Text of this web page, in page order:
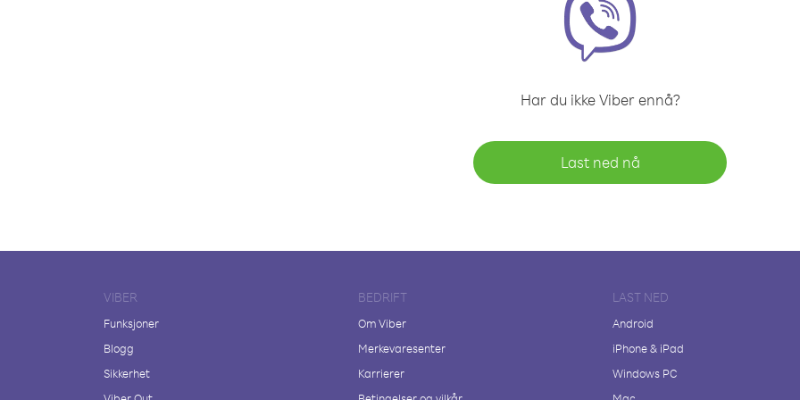
Har du ikke Viber ennå?
Last ned nå
VIBER
Funksjoner
Blogg
Sikkerhet
BEDRIFT
Om Viber
Merkevaresenter
Karrierer
LAST NED
Android
iPhone & iPad
Windows PC